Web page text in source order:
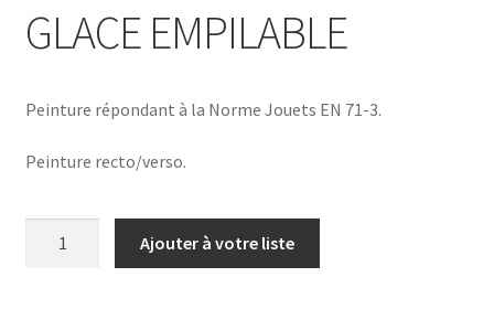
GLACE EMPILABLE
Peinture répondant à la Norme Jouets EN 71-3.
Peinture recto/verso.
Ajouter à votre liste